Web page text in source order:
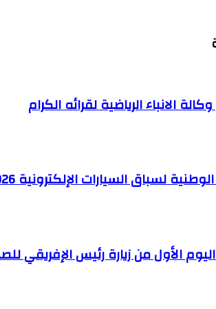
الانباء الرياضية لقرائه الكرام
لسباق السيارات الإلكترونية 2026
الأول من زيارة رئيس الإفريقي